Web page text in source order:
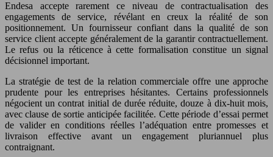
Endesa accepte rarement ce niveau de contractualisation des
engagements de service, révélant en creux la réalité de son
positionnement. Un fournisseur confiant dans la qualité de son
service client accepte généralement de la garantir contractuellement.
Le refus ou la réticence à cette formalisation constitue un signal
décisionnel important.
La stratégie de test de la relation commerciale offre une approche
prudente pour les entreprises hésitantes. Certains professionnels
négocient un contrat initial de durée réduite, douze à dix-huit mois,
avec clause de sortie anticipée facilitée. Cette période d’essai permet
de valider en conditions réelles l’adéquation entre promesses et
livraison effective avant un engagement pluriannuel plus
contraignant.